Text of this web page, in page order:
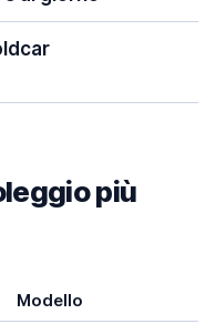
più
Modello